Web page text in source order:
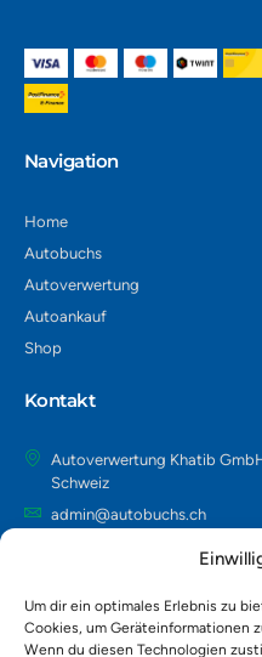
Um dir ein optimales Erlebnis zu
Cookies, um Geräteinformationen
Wenn du diesen Technologien
Navigation​
Home
Autobuchs
Autoverwertung
Autoankauf
Shop
Kontakt
Autoverwertung Khatib
Schweiz
admin@autobuchs.ch
Copyright © 2025 Autobuchs.